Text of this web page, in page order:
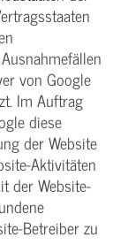
von Google
Im Auftrag
diese
der Website
Aktivitäten
der Website-
Betreiber zu